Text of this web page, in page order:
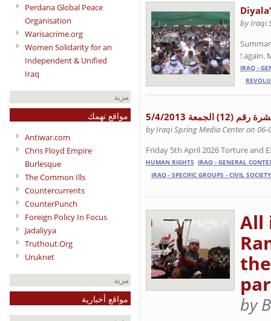
Perdana Global Peace
Organisation
Warisacrime.org
Women Solidarity for an
Independent & Unified
Iraq
Antiwar.com
Chris Floyd Empire
Burlesque
The Common Ills
Countercurrents
CounterPunch
Foreign Policy In Focus
Jadaliyya
Truthout.Org
Uruknet
by Iraqi
again.
IRAQ -
5/4/2013
by Iraqi Spring Media Center on 06-
Friday 5th April 2026 Torture and
HUMAN RIGHTS
IRAQ - GENERAL
IRAQ - SPECIFIC GROUPS - CIVIL SOCIETY
All
by